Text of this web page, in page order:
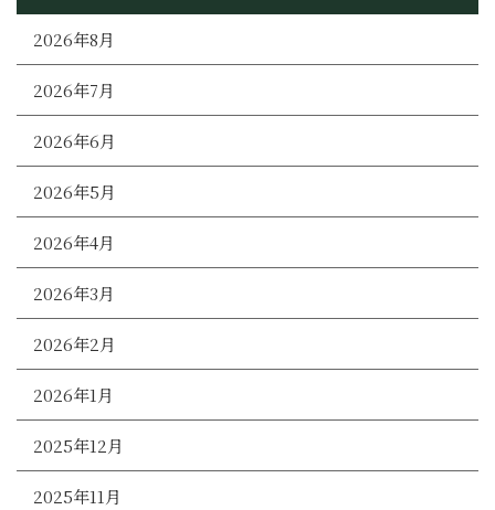
2026年8月
2026年7月
2026年6月
2026年5月
2026年4月
2026年3月
2026年2月
2026年1月
2025年12月
2025年11月